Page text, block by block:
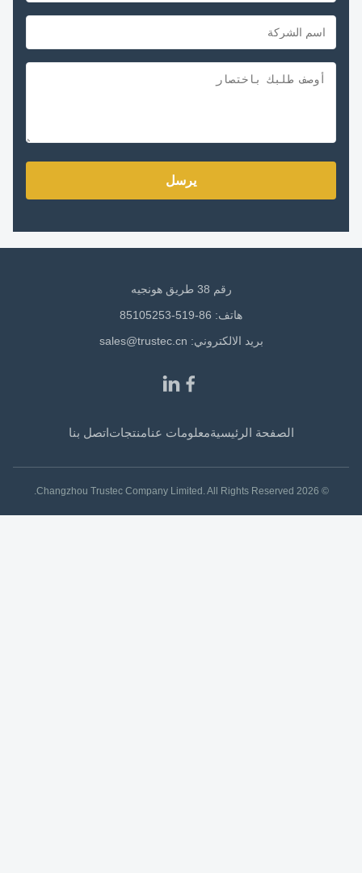
يرسل
هاتف: 86-519-85105253
بريد الالكتروني: sales@trustec.cn
الصفحة الرئيسيةمعلومات عنامنتجاتاتصل بنا